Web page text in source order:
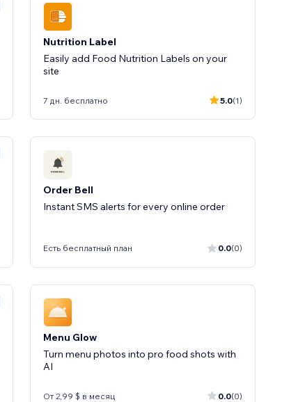
Nutrition Label
Easily add Food Nutrition Labels on your
site
7 дн. бесплатно 5.0(1)
Order Bell
Instant SMS alerts for every online order
Есть бесплатный план 0.0(0)
Menu Glow
Turn menu photos into pro food shots with
AI
От 2,99 $ в месяц 0.0(0)